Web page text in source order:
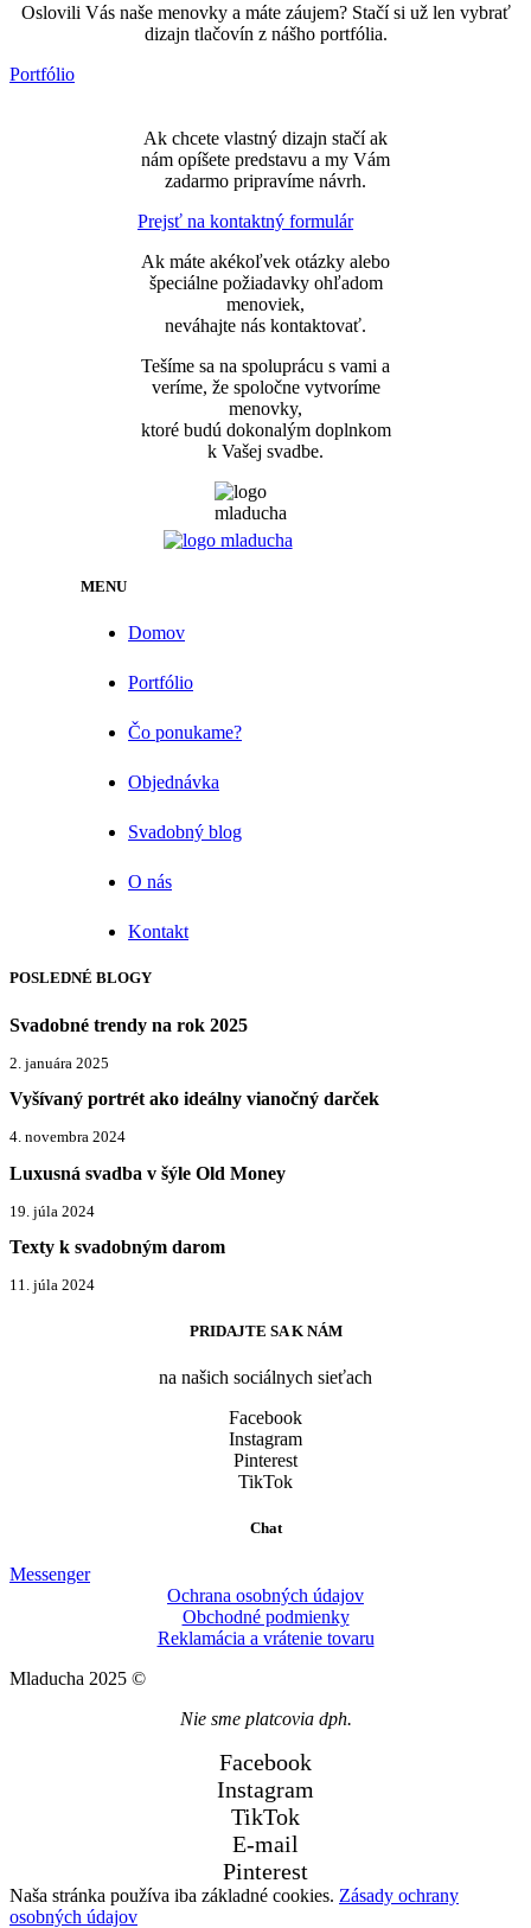
Oslovili Vás naše menovky a máte záujem? Stačí si už len vybrať
dizajn tlačovín z nášho portfólia.
Portfólio
Ak chcete vlastný dizajn stačí ak
nám opíšete predstavu a my Vám
zadarmo pripravíme návrh.
Prejsť na kontaktný formulár
Ak máte akékoľvek otázky alebo
špeciálne požiadavky ohľadom
menoviek,
neváhajte nás kontaktovať.
Tešíme sa na spoluprácu s vami a
veríme, že spoločne vytvoríme
menovky,
ktoré budú dokonalým doplnkom
k Vašej svadbe.
MENU
Domov
Portfólio
Čo ponukame?
Objednávka
Svadobný blog
O nás
Kontakt
POSLEDNÉ BLOGY
Svadobné trendy na rok 2025
2. januára 2025
Vyšívaný portrét ako ideálny vianočný darček
4. novembra 2024
Luxusná svadba v šýle Old Money
19. júla 2024
Texty k svadobným darom
11. júla 2024
PRIDAJTE SA K NÁM
na našich sociálnych sieťach
Facebook
Instagram
Pinterest
TikTok
Chat
Messenger
Ochrana osobných údajov
Obchodné podmienky
Reklamácia a vrátenie tovaru
Mladucha 2025 ©
Nie sme platcovia dph.
Facebook
Instagram
TikTok
E-mail
Pinterest
Naša stránka používa iba základné cookies. Zásady ochrany
osobných údajov